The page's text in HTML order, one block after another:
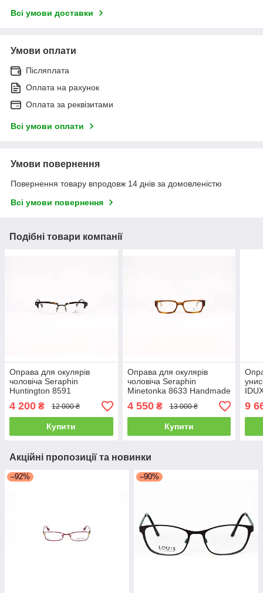
Всі умови доставки
Умови оплати
Післяплата
Оплата на рахунок
Оплата за реквізитами
Всі умови оплати
Умови повернення
Повернення товару впродовж 14 днів за домовленістю
Всі умови повернення
Подібні товари компанії
Оправа для окулярів
чоловіча Seraphin
Huntington 8591
Handmade in Japan
4 200 ₴ 12 000 ₴
Купити
Оправа для окулярів
чоловіча Seraphin
Minetonka 8633 Handmade
in Japan
4 550₴ 13 000 ₴
Купити
9
Акційні пропозиції та новинки
–92% –90%